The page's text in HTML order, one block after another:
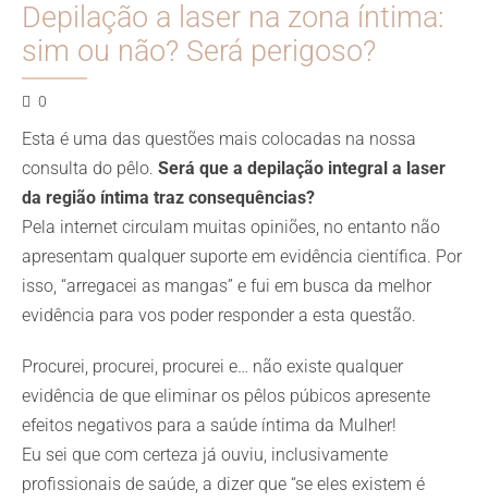
Depilação a laser na zona íntima:
sim ou não? Será perigoso?
0
Esta é uma das questões mais colocadas na nossa
consulta do pêlo. Será que a depilação integral a laser
da região íntima traz consequências?
Pela internet circulam muitas opiniões, no entanto não
apresentam qualquer suporte em evidência científica. Por
isso, “arregacei as mangas” e fui em busca da melhor
evidência para vos poder responder a esta questão.
Procurei, procurei, procurei e… não existe qualquer
evidência de que eliminar os pêlos púbicos apresente
efeitos negativos para a saúde íntima da Mulher!
Eu sei que com certeza já ouviu, inclusivamente
profissionais de saúde, a dizer que “se eles existem é